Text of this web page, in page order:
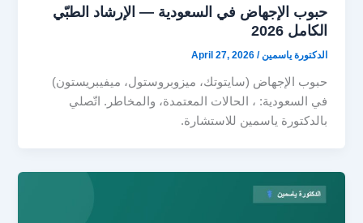
حبوب الإجهاض في السعودية — الإرشاد الطبّي
الكامل 2026
الدكتورة ياسمين/
April 27, 2026
حبوب الإجهاض (سايتوتك، ميزوبروستول، ميفيبريستون)
في السعودية: ، الحالات المعتمدة، والمخاطر. اتّصلي
بالدكتورة ياسمين للاستشارة.